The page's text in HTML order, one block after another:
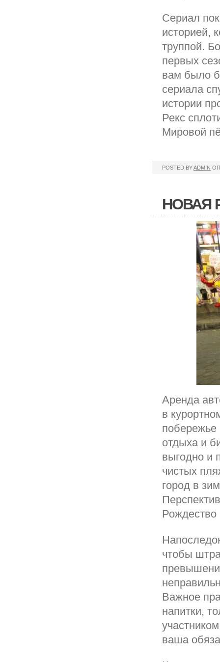
Сериал
историей,
труппой.
первых
вам было
сериала
истории
Рекс
Мировой
POSTED BYADMIN
НОВАЯ
Аренда
в
побережье
отдыха и
выгодно и
чистых
город в
Рождество
чтобы
Важное
напитки,
ваша